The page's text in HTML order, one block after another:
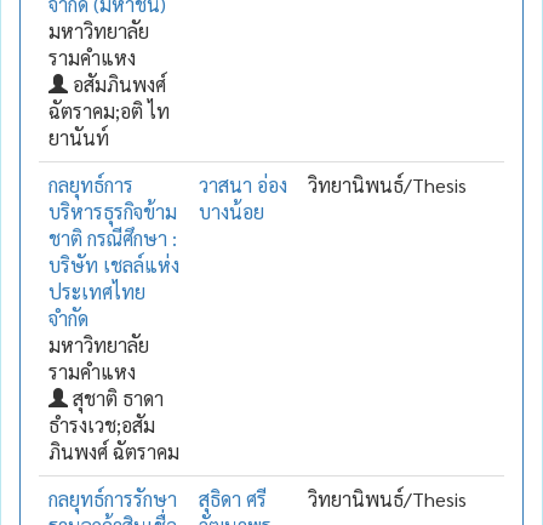
มหาวิทยาลัย
รามคำแหง
อสัมภินพงศ์
ฉัตราคม;อติ ไท
ยานันท์
กลยุทธ์การ
บริหารธุรกิจข้าม
ชาติ กรณีศึกษา :
บริษัท เชลล์แห่ง
ประเทศไทย
จำกัด
มหาวิทยาลัย
รามคำแหง
สุชาติ ธาดา
ธำรงเวช;อสัม
ภินพงศ์ ฉัตราคม
วาสนา อ่อง
บางน้อย
วิทยานิพนธ์/Thesis
กลยุทธ์การรักษา
สุธิดา ศรี
วิทยานิพนธ์/Thesis